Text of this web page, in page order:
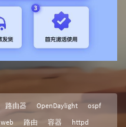
路由器 OpenDaylight
ospf
web 路由 容器 httpd